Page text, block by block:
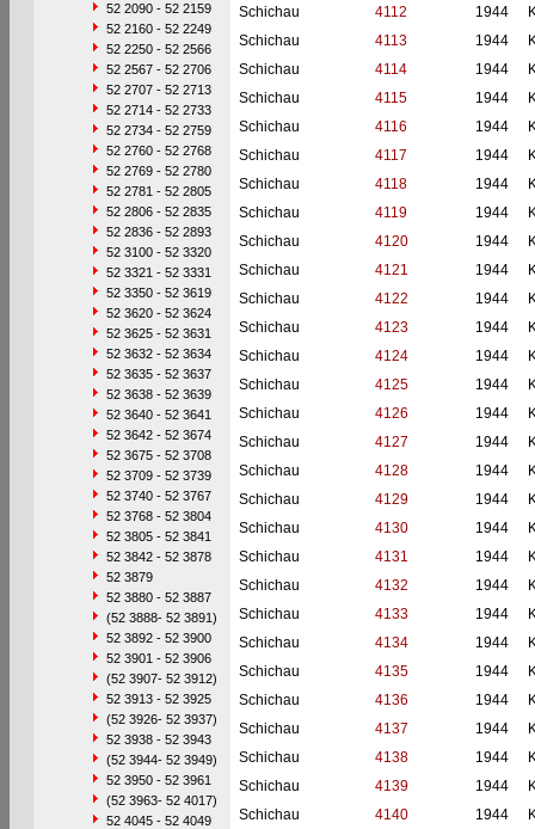
52 2090 - 52 2159
52 2160 - 52 2249
52 2250 - 52 2566
52 2567 - 52 2706
52 2707 - 52 2713
52 2714 - 52 2733
52 2734 - 52 2759
52 2760 - 52 2768
52 2769 - 52 2780
52 2781 - 52 2805
52 2806 - 52 2835
52 2836 - 52 2893
52 3100 - 52 3320
52 3321 - 52 3331
52 3350 - 52 3619
52 3620 - 52 3624
52 3625 - 52 3631
52 3632 - 52 3634
52 3635 - 52 3637
52 3638 - 52 3639
52 3640 - 52 3641
52 3642 - 52 3674
52 3675 - 52 3708
52 3709 - 52 3739
52 3740 - 52 3767
52 3768 - 52 3804
52 3805 - 52 3841
52 3842 - 52 3878
52 3879
52 3880 - 52 3887
(52 3888- 52 3891)
52 3892 - 52 3900
52 3901 - 52 3906
(52 3907- 52 3912)
52 3913 - 52 3925
(52 3926- 52 3937)
52 3938 - 52 3943
(52 3944- 52 3949)
52 3950 - 52 3961
(52 3963- 52 4017)
52 4045 - 52 4049
Schichau
4112 1944
Schichau
4113 1944
Schichau
4114 1944
Schichau
4115 1944
Schichau
4116 1944
Schichau
4117 1944
Schichau
4118 1944
Schichau
4119 1944
Schichau
4120 1944
Schichau
4121 1944
Schichau
4122 1944
Schichau
4123 1944
Schichau
4124 1944
Schichau
4125 1944
Schichau
4126 1944
Schichau
4127 1944
Schichau
4128 1944
Schichau
4129 1944
Schichau
4130 1944
Schichau
4131 1944
Schichau
4132 1944
Schichau
4133 1944
Schichau
4134 1944
Schichau
4135 1944
Schichau
4136 1944
Schichau
4137 1944
Schichau
4138 1944
Schichau
4139 1944
Schichau
4140 1944